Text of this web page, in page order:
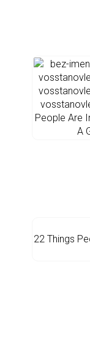
People Are
A
22 Things